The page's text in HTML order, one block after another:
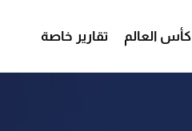
كأس العالم تقارير خاصة